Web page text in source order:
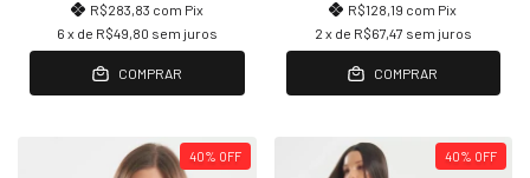
R$283,83 com Pix
6 x de R$49,80 sem juros
COMPRAR
R$128,19 com Pix
2 x de R$67,47 sem juros
COMPRAR
40% OFF 40% OFF